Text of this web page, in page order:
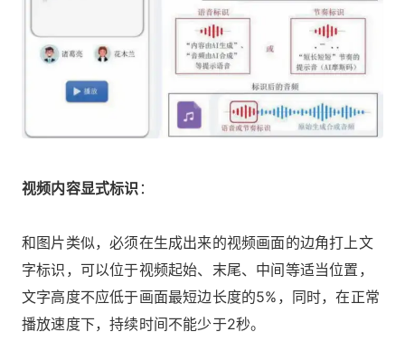
视频内容显式标识 ：
和图片类似，必须在生成出来的视频画面的边角打上文
字标识，可以位于视频起始、末尾、中间等适当位置，
文字高度不应低于画面最短边长度的5%，同时，在正常
播放速度下，持续时间不能少于2秒。